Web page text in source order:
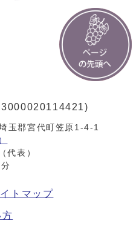
3000020114421)
玉郡宮代町笠原1-4-1
代表）
トマップ